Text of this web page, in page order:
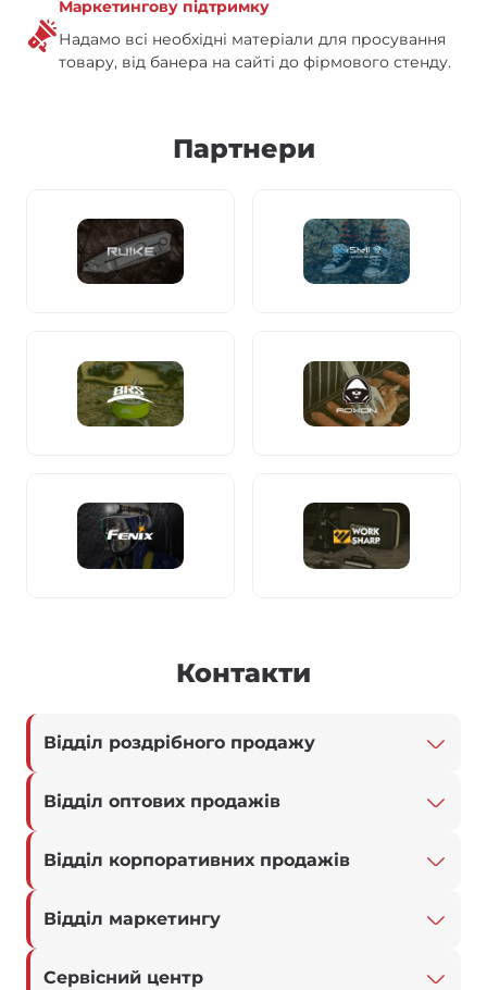
Маркетингову підтримку
Надамо всі необхідні матеріали для просування
товару, від банера на сайті до фірмового стенду.
Партнери
Контакти
Відділ роздрібного продажу
Відділ оптових продажів
Відділ корпоративних продажів
Відділ маркетингу
Сервісний центр